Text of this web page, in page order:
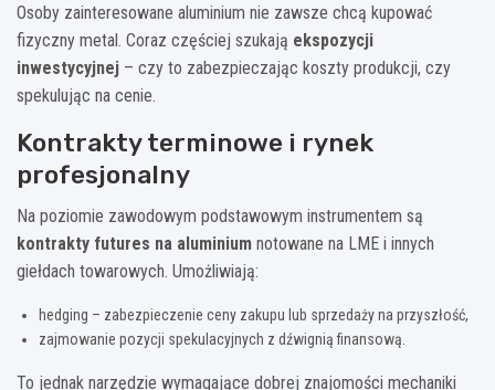
Osoby zainteresowane aluminium nie zawsze chcą kupować
fizyczny metal. Coraz częściej szukają ekspozycji
inwestycyjnej – czy to zabezpieczając koszty produkcji, czy
spekulując na cenie.
Kontrakty terminowe i rynek
profesjonalny
Na poziomie zawodowym podstawowym instrumentem są
kontrakty futures na aluminium notowane na LME i innych
giełdach towarowych. Umożliwiają:
hedging – zabezpieczenie ceny zakupu lub sprzedaży na przyszłość,
zajmowanie pozycji spekulacyjnych z dźwignią finansową.
To jednak narzędzie wymagające dobrej znajomości mechaniki